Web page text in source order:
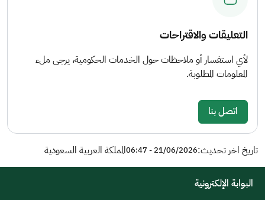
التعليقات والاقتراحات
لأي استفسار أو ملاحظات حول الخدمات الحكومية، يرجى ملء
المعلومات المطلوبة.
اتصل بنا
تاريخ اخر تحديث:21/06/2026 - 06:47 المملكة العربية السعودية
البوابة الإلكترونية